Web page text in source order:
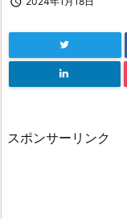
スポンサーリンク